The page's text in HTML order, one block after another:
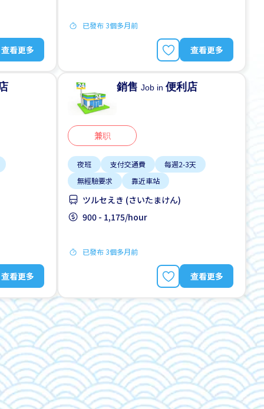
查看更多
已發布 3個多月前
查看更多
查看更多
銷售Job in便利店
兼职
夜班 支付交通費
每週2-3天
無經驗要求
靠近車站
ツルセえき (さいたまけん)
900 - 1,175/hour
已發布 3個多月前
查看更多